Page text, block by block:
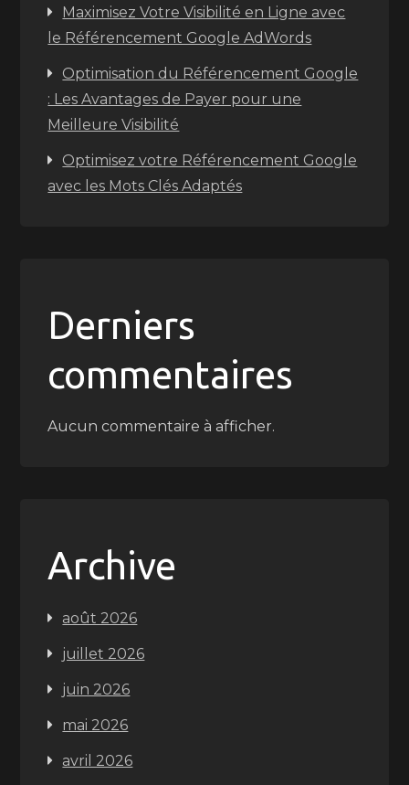
Maximisez Votre Visibilité en Ligne avec
le Référencement Google AdWords
Optimisation du Référencement Google
: Les Avantages de Payer pour une
Meilleure Visibilité
Optimisez votre Référencement Google
avec les Mots Clés Adaptés
Derniers
commentaires
Aucun commentaire à afficher.
Archive
août 2026
juillet 2026
juin 2026
mai 2026
avril 2026